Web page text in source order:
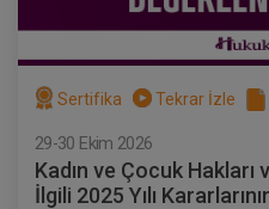
Sertifika Tekrar İzle
29-30 Ekim 2026
Kadın ve Çocuk Hakları
İlgili 2025 Yılı